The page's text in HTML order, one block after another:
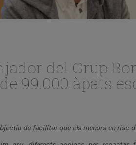
del Grup
99.000 àpats
de facilitar que els menors en